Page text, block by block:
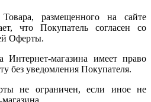
размещенного на сайте
что Покупатель согласен со
Оферты.
Интернет-магазина имеет право
без уведомления Покупателя.
не ограничен, если иное не